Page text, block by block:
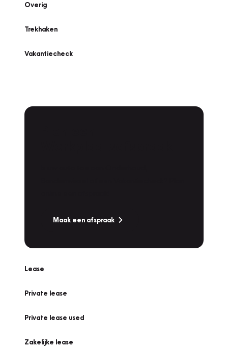
Overig
Trekhaken
Vakantiecheck
Maak een afspraak
Lease
Private lease
Private lease used
Zakelijke lease